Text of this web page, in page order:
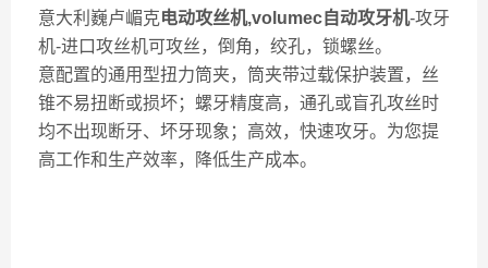
意大利巍卢嵋克电动攻丝机,volumec自动攻牙机-攻牙
机-进口攻丝机可攻丝，倒角，绞孔，锁螺丝。
意配置的通用型扭力筒夹，筒夹带过载保护装置，丝
锥不易扭断或损坏；螺牙精度高，通孔或盲孔攻丝时
均不出现断牙、坏牙现象；高效，快速攻牙。为您提
高工作和生产效率，降低生产成本。